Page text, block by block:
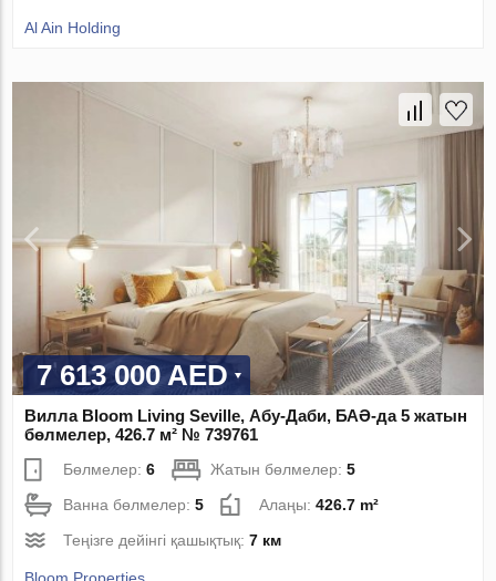
Al Ain Holding
7 613 000 AED
Вилла Bloom Living Seville, Абу-Даби, БАӘ-да 5 жатын
бөлмелер, 426.7 м² № 739761
Бөлмелер:6 Жатын бөлмелер:5
Ванна бөлмелер:5 Алаңы:426.7 m²
Теңізге дейінгі қашықтық:7 км